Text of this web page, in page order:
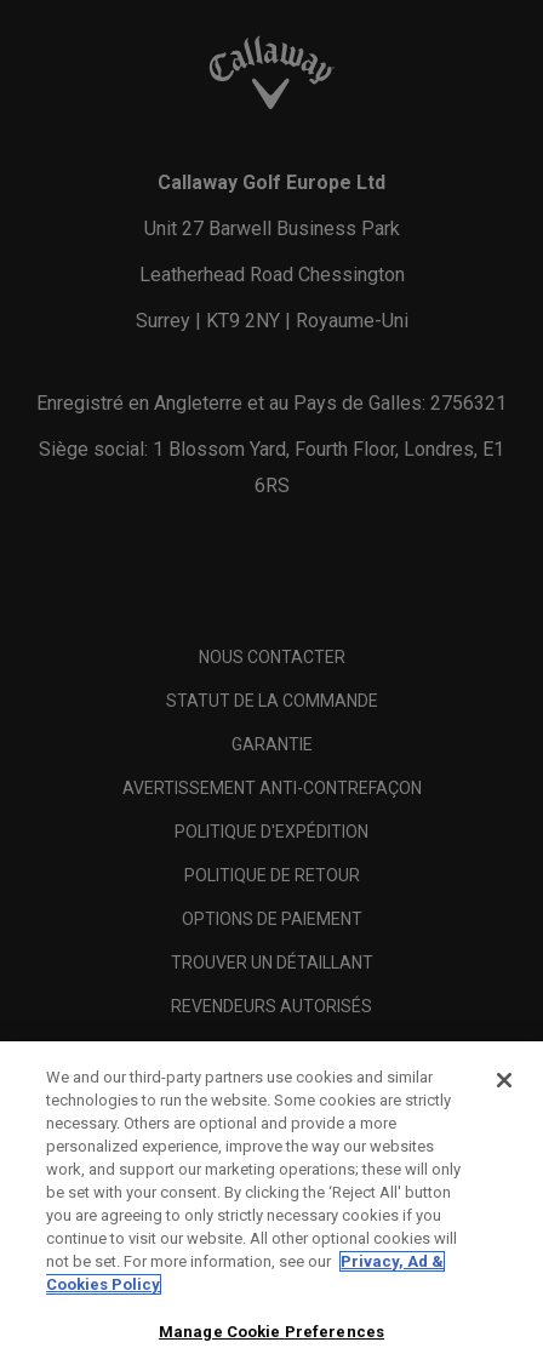
Callaway Golf Europe Ltd
Unit 27 Barwell Business Park
Leatherhead Road Chessington
Surrey | KT9 2NY | Royaume-Uni
Enregistré en Angleterre et au Pays de Galles: 2756321
Siège social: 1 Blossom Yard, Fourth Floor, Londres, E1
6RS
NOUS CONTACTER
STATUT DE LA COMMANDE
GARANTIE
AVERTISSEMENT ANTI-CONTREFAÇON
POLITIQUE D'EXPÉDITION
POLITIQUE DE RETOUR
OPTIONS DE PAIEMENT
TROUVER UN DÉTAILLANT
REVENDEURS AUTORISÉS
A PROPOS
MENTIONS LÉGALES
We and our third-party partners use cookies and similar
technologies to run the website. Some cookies are strictly
necessary. Others are optional and provide a more
personalized experience, improve the way our websites
work, and support our marketing operations; these will only
be set with your consent. By clicking the ‘Reject All' button
you are agreeing to only strictly necessary cookies if you
continue to visit our website. All other optional cookies will
not be set. For more information, see our Privacy, Ad &
Cookies Policy
Manage Cookie Preferences